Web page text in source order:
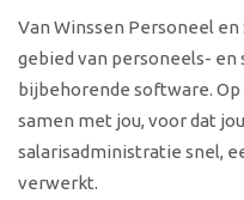
Van Winssen Personeel
gebied van personeels-
bijbehorende software.
samen met jou, voor dat
salarisadministratie snel,
verwerkt.